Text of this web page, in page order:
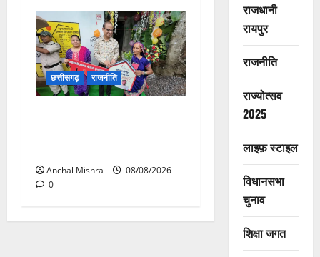
छत्तीसगढ़ राजनीति
Anchal Mishra
08/08/2026
0
राजधानी
रायपुर
राजनीति
राज्योत्सव
2025
लाइफ़ स्टाइल
विधानसभा
चुनाव
शिक्षा जगत